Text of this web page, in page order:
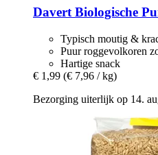
Davert Biologische
Typisch moutig &
Puur roggevolkoren
Hartige snack
€ 1,99 (€ 7,96 / kg)
Bezorging uiterlijk op 14.